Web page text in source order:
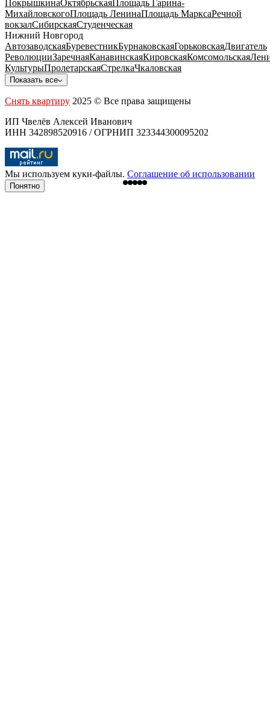
ПокрышкинаОктябрьскаяПлощадь Гарина-
МихайловскогоПлощадь ЛенинаПлощадь МарксаРечной
вокзалСибирскаяСтуденческая
Нижний Новгород
АвтозаводскаяБуревестникБурнаковскаяГорьковскаяДвигатель
РеволюцииЗаречнаяКанавинскаяКировскаяКомсомольская
КультурыПролетарскаяСтрелкаЧкаловская
Показать все
Снять квартиру 2025 © Все права защищены
ИП Чвелёв Алексей Иванович
ИНН 342898520916 / ОГРНИП 323344300095202
Мы используем куки-файлы. Соглашение об использовании
Понятно